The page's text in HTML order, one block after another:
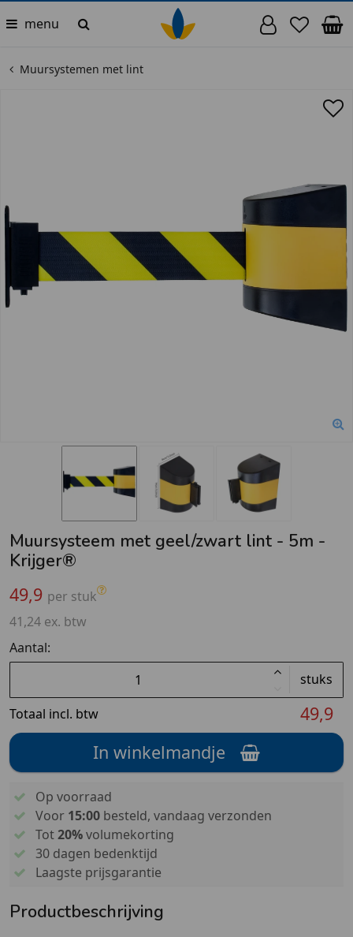
menu
Muursystemen met lint
Muursysteem met geel/zwart lint - 5m -
Krijger®
49,9 per stuk
41,24 ex. btw
Aantal:
stuks
Totaal incl. btw
49,9
In winkelmandje
Op voorraad
Voor 15:00besteld, vandaag verzonden
Tot20%volumekorting
30 dagen bedenktijd
Laagste prijsgarantie
Productbeschrijving